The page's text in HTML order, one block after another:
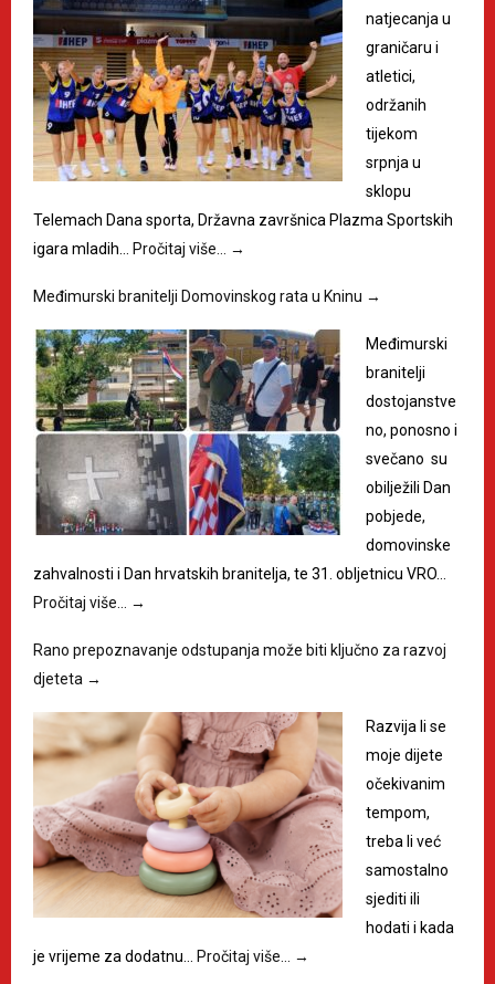
natjecanja u
graničaru i
atletici,
održanih
tijekom
srpnja u
sklopu
Telemach Dana sporta, Državna završnica Plazma Sportskih
igara mladih… Pročitaj više… →
Međimurski branitelji Domovinskog rata u Kninu →
Međimurski
branitelji
dostojanstve
no, ponosno i
svečano su
obilježili Dan
pobjede,
domovinske
zahvalnosti i Dan hrvatskih branitelja, te 31. obljetnicu VRO…
Pročitaj više…
→
Rano prepoznavanje odstupanja može biti ključno za razvoj
djeteta →
Razvija li se
moje dijete
očekivanim
tempom,
treba li već
samostalno
sjediti ili
hodati i kada
je vrijeme za dodatnu… Pročitaj više… →